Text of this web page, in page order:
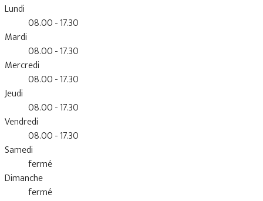
Lundi
08.00 - 17.30
Mardi
08.00 - 17.30
Mercredi
08.00 - 17.30
Jeudi
08.00 - 17.30
Vendredi
08.00 - 17.30
Samedi
fermé
Dimanche
fermé